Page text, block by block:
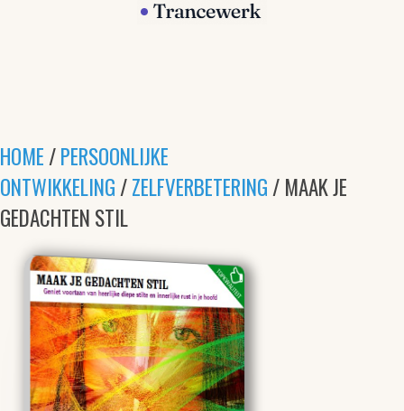
HOME/PERSOONLIJKE
ONTWIKKELING/ZELFVERBETERING/ MAAK JE
GEDACHTEN STIL